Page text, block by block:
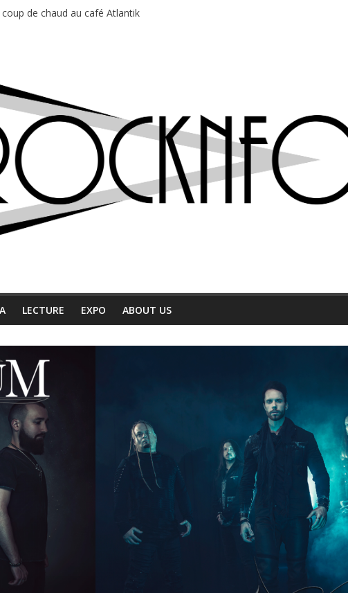
de pop du Professeur Puth
: entre bière, métal et tatouages
LECTURE EXPO ABOUT US